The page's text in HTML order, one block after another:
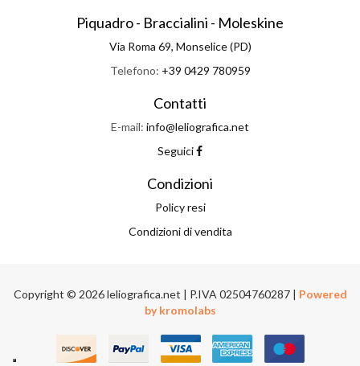
Piquadro - Braccialini - Moleskine
Via Roma 69, Monselice (PD)
Telefono: +39 0429 780959
Contatti
E-mail: info@leliografica.net
Seguici
Condizioni
Policy resi
Condizioni di vendita
Copyright © 2026 leliografica.net | P.IVA 02504760287 | Powered
by kromolabs